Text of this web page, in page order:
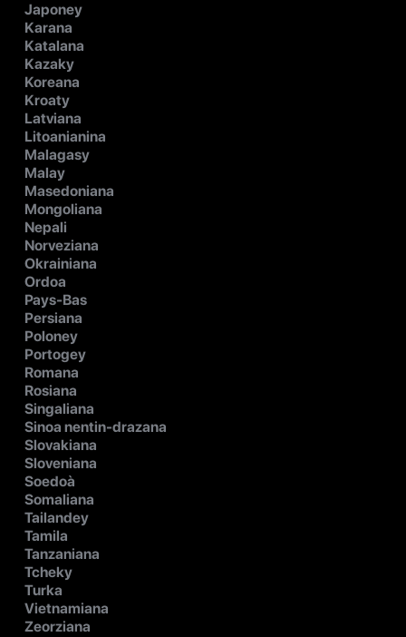
Japoney
Karana
Katalana
Kazaky
Koreana
Kroaty
Latviana
Litoanianina
Malagasy
Malay
Masedoniana
Mongoliana
Nepali
Norveziana
Okrainiana
Ordoa
Pays-Bas
Persiana
Poloney
Portogey
Romana
Rosiana
Singaliana
Sinoa nentin-drazana
Slovakiana
Sloveniana
Soedoà
Somaliana
Tailandey
Tamila
Tanzaniana
Tcheky
Turka
Vietnamiana
Zeorziana